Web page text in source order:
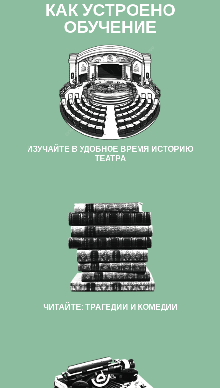
КАК УСТРОЕНО
ОБУЧЕНИЕ
ИЗУЧАЙТЕ В УДОБНОЕ ВРЕМЯ ИСТОРИЮ
ТЕАТРА
ЧИТАЙТЕ: ТРАГЕДИИ И КОМЕДИИ